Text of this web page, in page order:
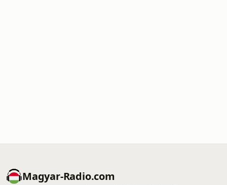
Magyar-Radio.com